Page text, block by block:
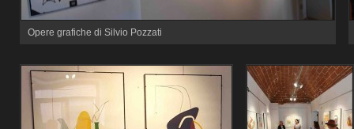
Opere grafiche di Silvio Pozzati